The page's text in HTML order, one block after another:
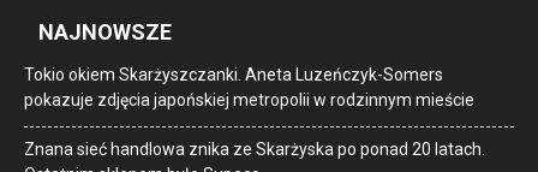
NAJNOWSZE
Tokio okiem Skarżyszczanki. Aneta Luzeńczyk-Somers
pokazuje zdjęcia japońskiej metropolii w rodzinnym mieście
Znana sieć handlowa znika ze Skarżyska po ponad 20 latach.